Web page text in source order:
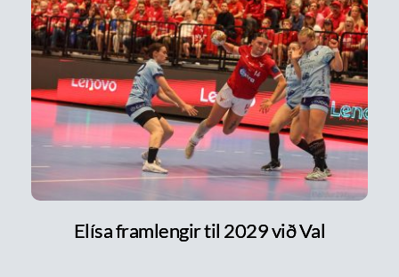
Elísa framlengir til 2029 við Val